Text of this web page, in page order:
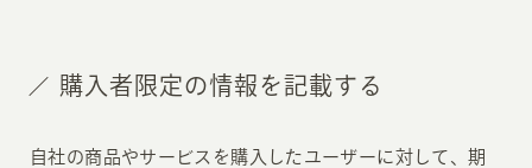
購入者限定の情報を記載する
自社の商品やサービスを購入したユーザーに対して、期